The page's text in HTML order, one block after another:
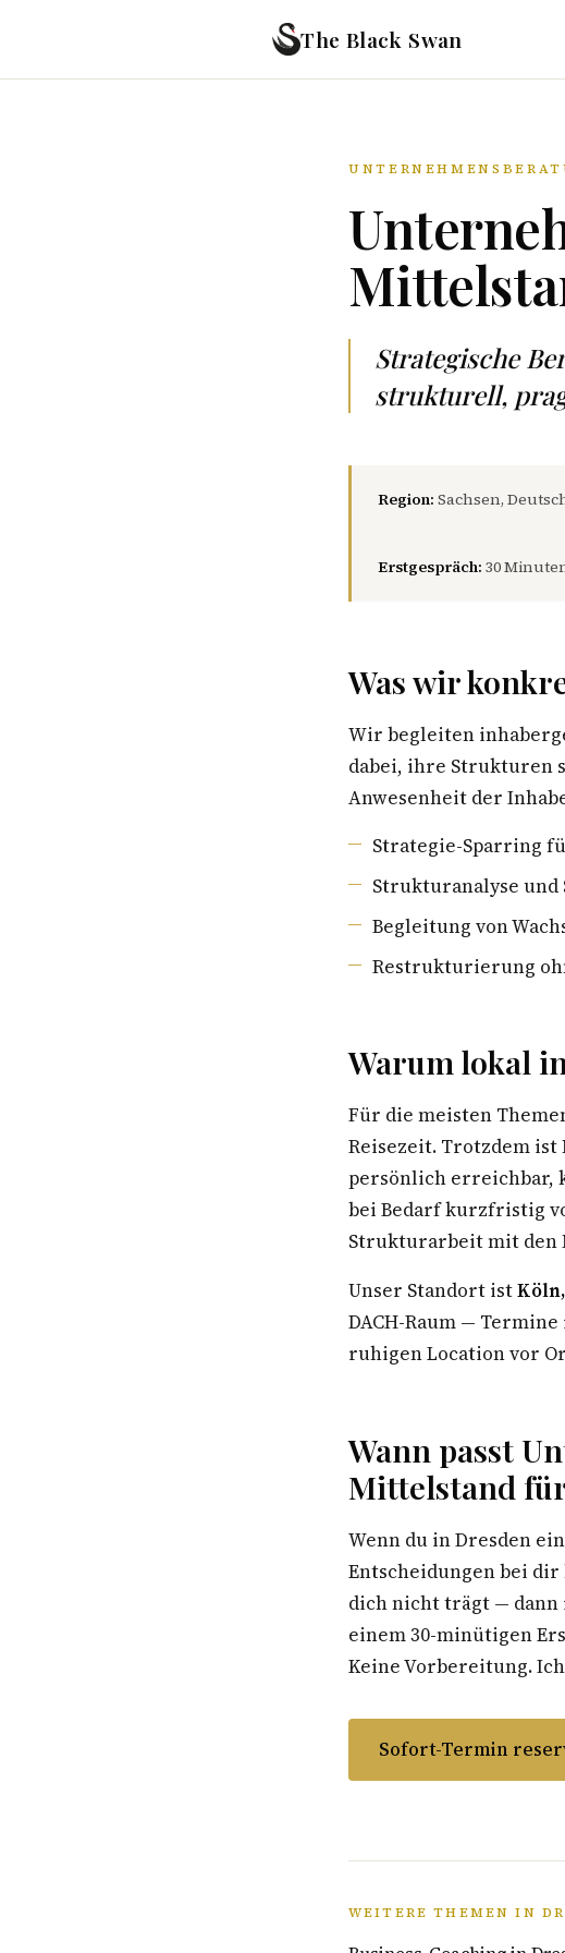
The Black Swan
Strategische
strukturell,
Region: Sachsen,
Erstgespräch: 30
Was wir
Wir begleiten
dabei, ihre Strukturen
Anwesenheit der
Strategie-Sparring
Strukturanalyse
Begleitung von
Restrukturierung
Warum lokal
Für die meisten
Reisezeit. Trotzdem
persönlich erreichbar,
bei Bedarf kurzfristig
Strukturarbeit mit den
Unser Standort ist
DACH-Raum —
ruhigen Location vor
Wann passt
Mittelstand
Wenn du in Dresden
Entscheidungen bei dir
dich nicht trägt — dann
einem 30-minütigen
Keine Vorbereitung.
Sofort-Termin
WEITERE THEMEN IN